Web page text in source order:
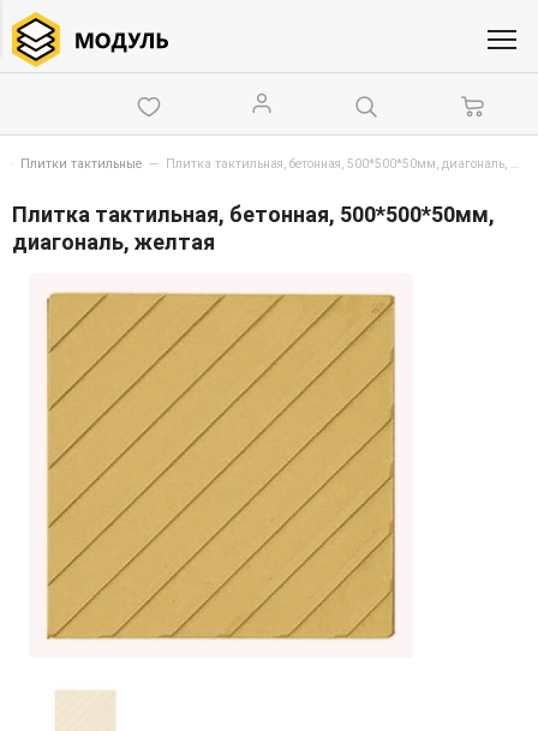
— Плитки тактильные — Плитка тактильная, бетонная, 500*500*50мм, диагональ, желтая
Плитка тактильная, бетонная, 500*500*50мм,
диагональ, желтая